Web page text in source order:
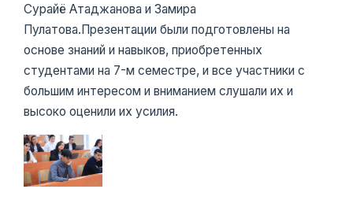
Сурайё Атаджанова и Замирa
Пулатова.Презентации были подготовлены на
основе знаний и навыков, приобретенных
студентами на 7-м семестре, и все участники с
большим интересом и вниманием слушали их и
высоко оценили их усилия.